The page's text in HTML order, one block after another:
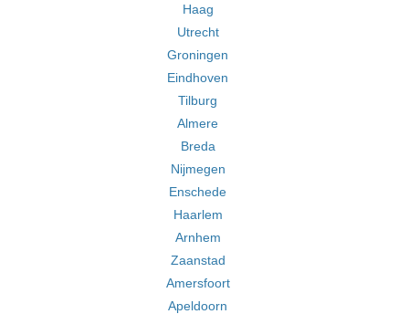
Haag
Utrecht
Groningen
Eindhoven
Tilburg
Almere
Breda
Nijmegen
Enschede
Haarlem
Arnhem
Zaanstad
Amersfoort
Apeldoorn